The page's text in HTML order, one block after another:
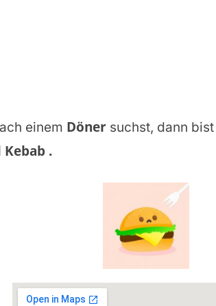
einem Döner suchst, dann
Kebab .